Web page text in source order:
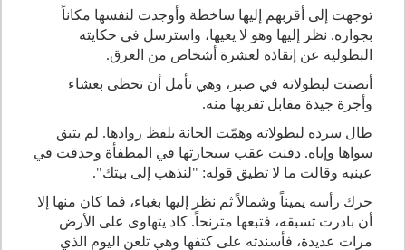
توجهت إلى أقربهم إليها ساخطة وأوجدت لنفسها مكاناً
بجواره. نظر إليها وهو لا يعيها، واسترسل في حكايته
البطولية عن إنقاذه لعشرة أشخاص من الغرق.
أنصتت لبطولاته في صبر، وهي تأمل أن تحظى بعشاء
وأجرة جيدة مقابل تقربها منه.
طال سرده لبطولاته وهمّت الحانة بلفظ روادها. لم يتبق
سواها وإياه. دفنت عقب سيجارتها في المطفأة وحدقت في
عينيه وقالت ما لا تطيق قوله: "لنذهب إلى بيتك"
.
حرك رأسه يميناً وشمالاً ثم نظر إليها بغباء، فما كان منها إلا
أن بادرت تسبقه، فتبعها مترنحاً. كاد يتهاوى على الأرض
مرات عديدة، فأسندته على كتفها وهي تلعن اليوم الذي